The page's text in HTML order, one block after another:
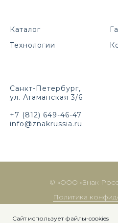
Сайт использует файлы-cookies
Каталог
Технологии
Санкт-Петербург,
ул. Атаманская 3/6
+7 (812) 649-46-47
info@znakrussia.ru
© «ООО «Знак
Политика